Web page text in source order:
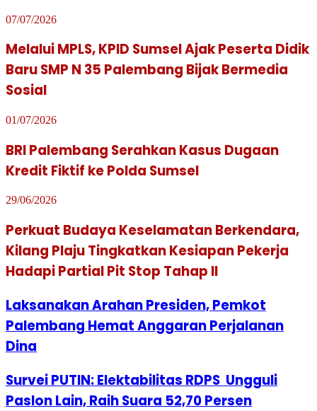
07/07/2026
Melalui MPLS, KPID Sumsel Ajak Peserta Didik
Baru SMP N 35 Palembang Bijak Bermedia
Sosial
01/07/2026
BRI Palembang Serahkan Kasus Dugaan
Kredit Fiktif ke Polda Sumsel
29/06/2026
Perkuat Budaya Keselamatan Berkendara,
Kilang Plaju Tingkatkan Kesiapan Pekerja
Hadapi Partial Pit Stop Tahap II
Laksanakan Arahan Presiden, Pemkot
Palembang Hemat Anggaran Perjalanan
Dina
Survei PUTIN: Elektabilitas RDPS Ungguli
Paslon Lain, Raih Suara 52,70 Persen